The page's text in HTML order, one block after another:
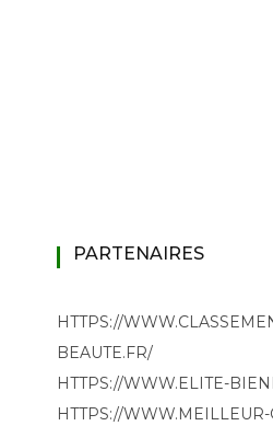
PARTENAIRES
HTTPS://
BEAUTE.FR/
HTTPS://WWW.ELITE-
HTTPS://WWW.MEILLEUR-